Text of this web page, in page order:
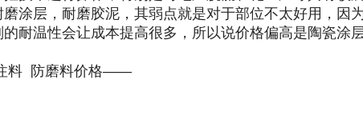
涂层，耐磨胶泥，其弱点就是对于部位不太好用，因
耐温性会让成本提高很多，所以说价格偏高是陶瓷涂
料 防磨料价格——